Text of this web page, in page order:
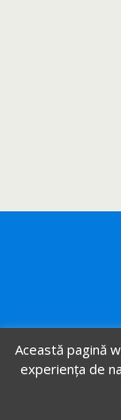
Această pagină
experiența de